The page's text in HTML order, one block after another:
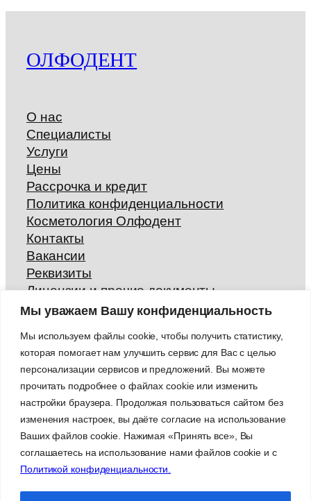
Мы уважаем Вашу конфиденциальность
Мы используем файлы cookie, чтобы получить статистику,
которая помогает нам улучшить сервис для Вас с целью
персонализации сервисов и предложений. Вы можете
прочитать подробнее о файлах cookie или изменить
настройки браузера. Продолжая пользоваться сайтом без
изменения настроек, вы даёте согласие на использование
Ваших файлов cookie. Нажимая «Принять все», Вы
соглашаетесь на использование нами файлов cookie и с
Политикой конфиденциальности.
ОЛФОДЕНТ
О нас
Специалисты
Услуги
Цены
Рассрочка и кредит
Политика конфиденциальности
Косметология Олфодент
Контакты
Вакансии
Реквизиты
Лицензии и прочие документы
Отзывы
Правила внутреннего распорядка
*Указанные на сайте цены и информация не
являются публичной офертой. Определить
точную стоимость лечения, сроки гарантии
возможно только на приеме у врача.
** Медицинские услуги имеют противопоказания,